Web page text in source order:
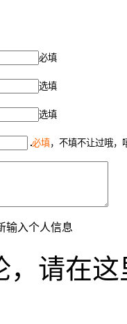
必填
选填
选填
必填，不填不让过哦，
输入个人信息
请在这